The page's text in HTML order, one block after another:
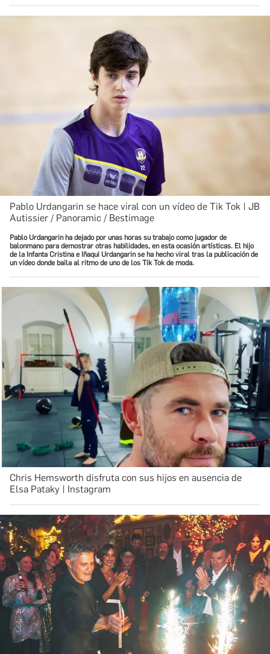
Pablo Urdangarin se hace viral con un vídeo de Tik Tok | JB
Autissier / Panoramic / Bestimage
Pablo Urdangarin ha dejado por unas horas su trabajo como jugador de
balonmano para demostrar otras habilidades, en esta ocasión artísticas. El hijo
de la Infanta Cristina e Iñaqui Urdangarin se ha hecho viral tras la publicación de
un vídeo donde baila al ritmo de uno de los Tik Tok de moda.
Chris Hemsworth disfruta con sus hijos en ausencia de
Elsa Pataky | Instagram